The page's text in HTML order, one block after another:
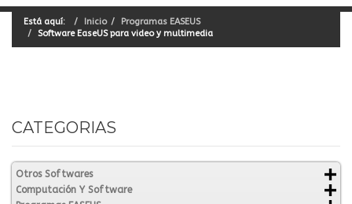
Está aquí: Inicio
Programas EASEUS
Software EaseUS para video y multimedia
CATEGORIAS
Otros Softwares
Computación Y Software